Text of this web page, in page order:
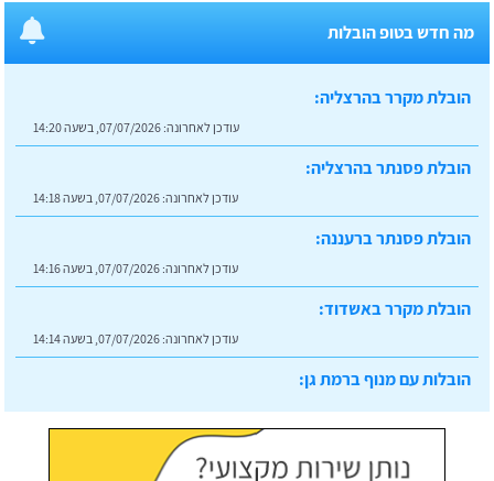
מה חדש בטופ הובלות
הובלת מקרר בהרצליה:
הובלת פסנתר בהרצליה:
עודכן לאחרונה:07/07/2026, בשעה 14:18
הובלת פסנתר ברעננה:
עודכן לאחרונה:07/07/2026, בשעה 14:16
הובלת מקרר באשדוד:
עודכן לאחרונה:07/07/2026, בשעה 14:14
הובלות עם מנוף ברמת גן:
עודכן לאחרונה:07/07/2026, בשעה 14:23